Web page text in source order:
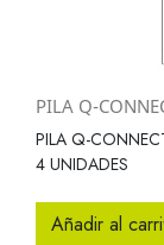
PILA Q-
PILA Q-
4 UNIDADES
Añadir al